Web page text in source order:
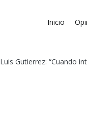
Inicio
Luis Gutierrez: “Cuando